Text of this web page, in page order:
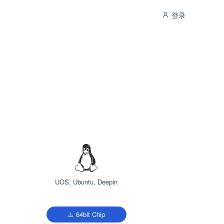
登录
UOS, Ubuntu, Deepin
64bit Chip